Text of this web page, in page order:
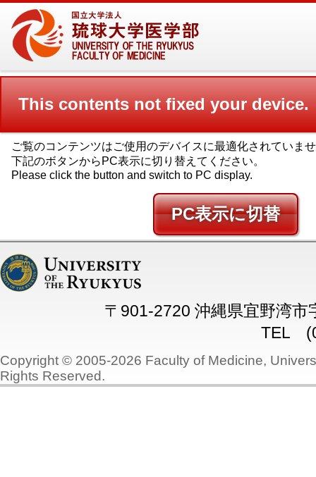
This contents not fixed your device.
ご覧のコンテンツはご使用のデバイスに最適化されていま
下記のボタンからPC表示に切り替えてください。
Please click the button and switch to PC display.
PC
〒901-2720 沖縄県宜野湾市
TEL
Copyright © 2005-2026 Faculty of Medicine,
Rights Reserved.